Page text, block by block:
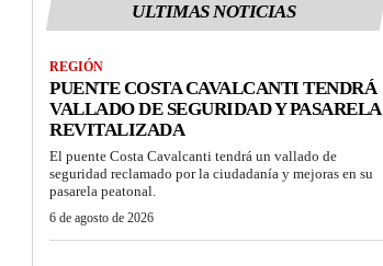
ULTIMAS NOTICIAS
REGIÓN
PUENTE COSTA CAVALCANTI TENDRÁ
VALLADO DE SEGURIDAD Y PASARELA
REVITALIZADA
El puente Costa Cavalcanti tendrá un vallado de
seguridad reclamado por la ciudadanía y mejoras en su
pasarela peatonal.
6 de agosto de 2026